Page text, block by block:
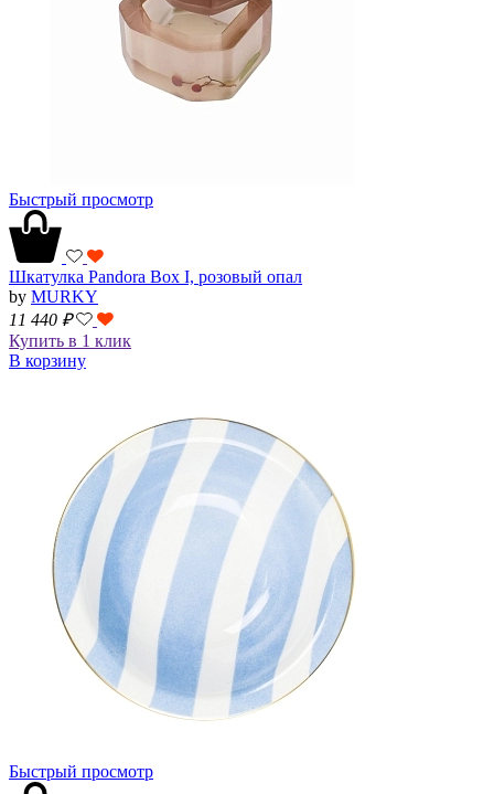
Быстрый просмотр
Шкатулка Pandora Box I, розовый опал
by MURKY
11 440 ₽
Купить в 1 клик
В корзину
Быстрый просмотр